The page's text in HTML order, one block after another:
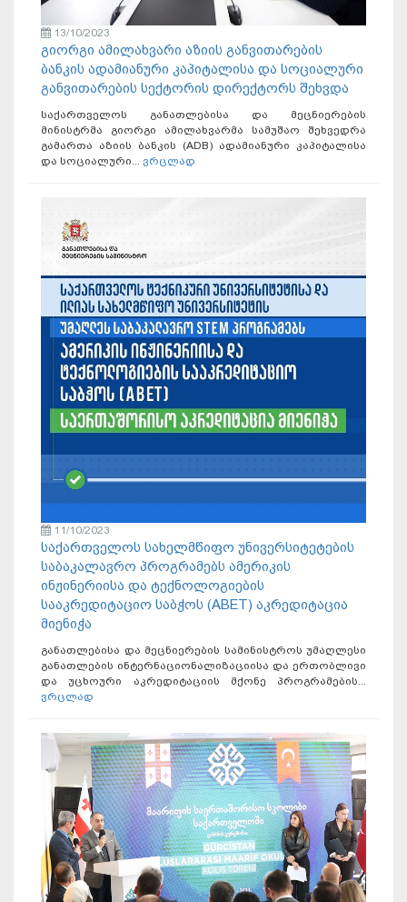
13/10/2023
გიორგი ამილახვარი აზიის განვითარების
ბანკის ადამიანური კაპიტალისა და სოციალური
განვითარების სექტორის დირექტორს შეხვდა
საქართველოს განათლებისა და მეცნიერების
მინისტრმა გიორგი ამილახვარმა სამუშაო შეხვედრა
გამართა აზიის ბანკის (ADB) ადამიანური კაპიტალისა
და სოციალური... ვრცლად
11/10/2023
საქართველოს სახელმწიფო უნივერსიტეტების
საბაკალავრო პროგრამებს ამერიკის
ინჟინერიისა და ტექნოლოგიების
სააკრედიტაციო საბჭოს (ABET) აკრედიტაცია
მიენიჭა
განათლებისა და მეცნიერების სამინისტროს უმაღლესი
განათლების ინტერნაციონალიზაციისა და ერთობლივი
და უცხოური აკრედიტაციის მქონე პროგრამების...
ვრცლად